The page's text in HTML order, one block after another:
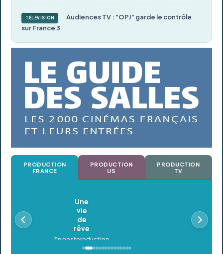
TÉLÉVISION
Audiences TV : "OPJ" garde le contrôle
sur France 3
PRODUCTION
FRANCE
PRODUCTION
US
PRODUCTION
TV
Oldeupe
En postproduction